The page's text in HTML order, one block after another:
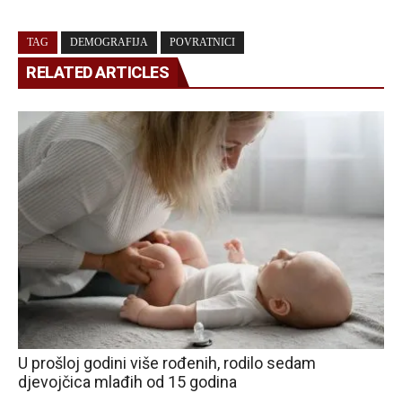
TAG DEMOGRAFIJA POVRATNICI
RELATED ARTICLES
U prošloj godini više rođenih, rodilo sedam
djevojčica mlađih od 15 godina